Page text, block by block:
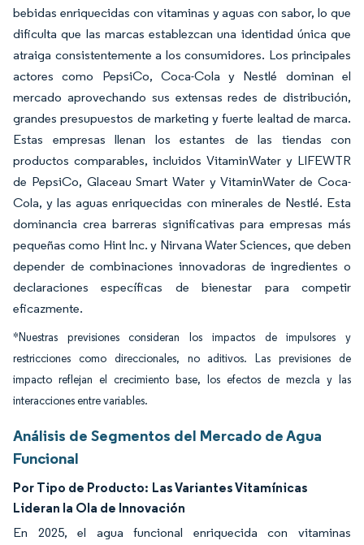
bebidas enriquecidas con vitaminas y aguas con sabor, lo que
dificulta que las marcas establezcan una identidad única que
atraiga consistentemente a los consumidores. Los principales
actores como PepsiCo, Coca-Cola y Nestlé dominan el
mercado aprovechando sus extensas redes de distribución,
grandes presupuestos de marketing y fuerte lealtad de marca.
Estas empresas llenan los estantes de las tiendas con
productos comparables, incluidos VitaminWater y LIFEWTR
de PepsiCo, Glaceau Smart Water y VitaminWater de Coca-
Cola, y las aguas enriquecidas con minerales de Nestlé. Esta
dominancia crea barreras significativas para empresas más
pequeñas como Hint Inc. y Nirvana Water Sciences, que deben
depender de combinaciones innovadoras de ingredientes o
declaraciones específicas de bienestar para competir
eficazmente.
*Nuestras previsiones consideran los impactos de impulsores y
restricciones como direccionales, no aditivos. Las previsiones de
impacto reflejan el crecimiento base, los efectos de mezcla y las
interacciones entre variables.
Análisis de Segmentos del Mercado de Agua
Funcional
Por Tipo de Producto: Las Variantes Vitamínicas
Lideran la Ola de Innovación
En 2025, el agua funcional enriquecida con vitaminas